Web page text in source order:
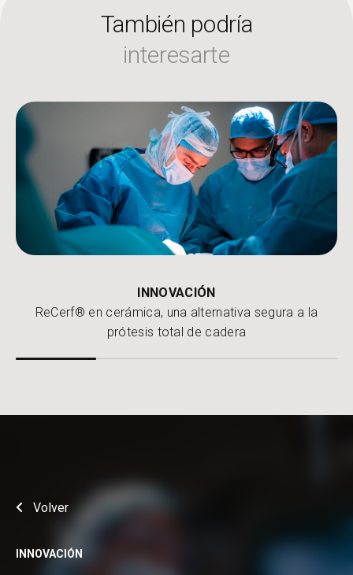
También podría
interesarte
INNOVACIÓN
ReCerf® en cerámica, una alternativa segura a la
prótesis total de cadera
Volver
INNOVACIÓN